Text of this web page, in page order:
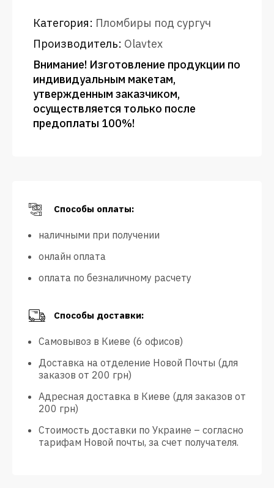
Категория: Пломбиры под сургуч
Производитель: Olavtex
Внимание! Изготовление продукции по
индивидуальным макетам,
утвержденным заказчиком,
осуществляется только после
предоплаты 100%!
Способы оплаты:
наличными при получении
онлайн оплата
оплата по безналичному расчету
Способы доставки:
Самовывоз в Киеве (6 офисов)
Доставка на отделение Новой Почты (для
заказов от 200 грн)
Адресная доставка в Киеве (для заказов от
200 грн)
Стоимость доставки по Украине – согласно
тарифам Новой почты, за счет получателя.